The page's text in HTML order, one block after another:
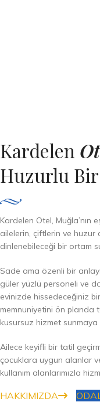
Kardelen
Huzurlu
Kardelen Otel, Muğla’nın
ailelerin, çiftlerin ve
dinlenebileceği bir ortam
Sade ama özenli bir
güler yüzlü personeli ve
evinizde hissedeceğiniz
memnuniyetini ön planda
kusursuz hizmet
Ailece keyifli bir tatil
çocuklara uygun alanlar
kullanım alanlarımızla
HAKKIMIZDA